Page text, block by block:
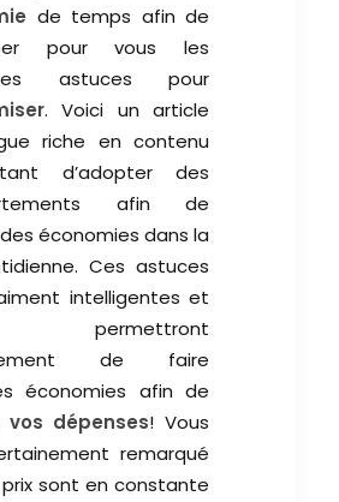
de temps afin de
pour vous les
astuces pour
. Voici un article
riche en contenu
d’adopter des
afin de
économies dans la
Ces astuces
intelligentes et
permettront
de faire
économies afin de
vos dépenses! Vous
remarqué
sont en constante